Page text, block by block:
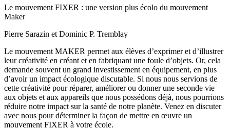
Le mouvement FIXER : une version plus écolo du mouvement
Maker
Pierre Sarazin et Dominic P. Tremblay
Le mouvement MAKER permet aux élèves d’exprimer et d’illustrer
leur créativité en créant et en fabriquant une foule d’objets. Or, cela
demande souvent un grand investissement en équipement, en plus
d’avoir un impact écologique discutable. Si nous nous servions de
cette créativité pour réparer, améliorer ou donner une seconde vie
aux objets et aux appareils que nous possédons déjà, nous pourrions
réduire notre impact sur la santé de notre planète. Venez en discuter
avec nous pour déterminer la façon de mettre en œuvre un
mouvement FIXER à votre école.